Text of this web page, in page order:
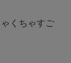
くちゃすご